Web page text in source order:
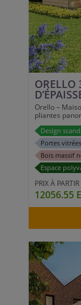
ORELLO
Orello –
pliantes
Design
Portes
Bois massif
Espace
PRIX À
12056.55